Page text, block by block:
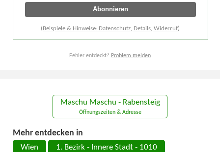
(Beispiele & Hinweise: Datenschutz, Details, Widerruf)
Fehler entdeckt? Problem melden
Maschu Maschu - Rabensteig
Öffnungszeiten & Adresse
Mehr entdecken in
Wien 1. Bezirk - Innere Stadt - 1010